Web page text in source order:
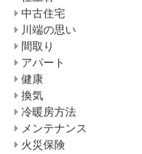
中古住宅
川端の思い
間取り
アパート
健康
換気
冷暖房方法
メンテナンス
火災保険